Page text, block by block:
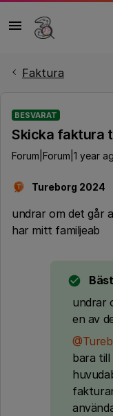
Faktura
BESVARAT
Skicka faktura
Forum|Forum|1 year
T Tureborg 2024
undrar om det går
har mitt familjeab
undrar
en av
bara till